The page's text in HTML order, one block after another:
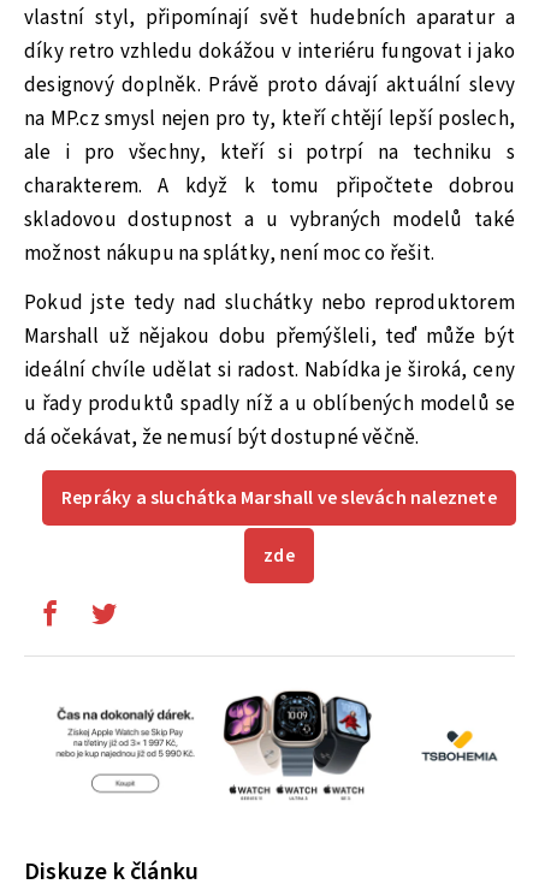
vlastní styl, připomínají svět hudebních aparatur a
díky retro vzhledu dokážou v interiéru fungovat i jako
designový doplněk. Právě proto dávají aktuální slevy
na MP.cz smysl nejen pro ty, kteří chtějí lepší poslech,
ale i pro všechny, kteří si potrpí na techniku s
charakterem. A když k tomu připočtete dobrou
skladovou dostupnost a u vybraných modelů také
možnost nákupu na splátky, není moc co řešit.
Pokud jste tedy nad sluchátky nebo reproduktorem
Marshall už nějakou dobu přemýšleli, teď může být
ideální chvíle udělat si radost. Nabídka je široká, ceny
u řady produktů spadly níž a u oblíbených modelů se
dá očekávat, že nemusí být dostupné věčně.
Repráky a sluchátka Marshall ve slevách naleznete
zde
Diskuze k článku